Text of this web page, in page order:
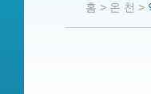
홈 > 온 천 >